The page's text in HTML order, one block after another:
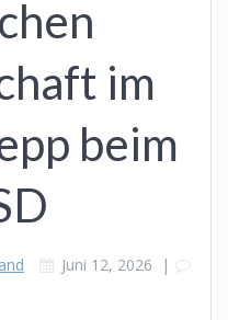
im
beim
Juni 12, 2026 |